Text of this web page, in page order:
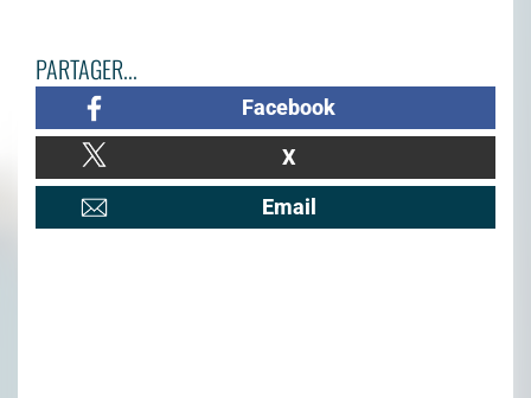
PARTAGER...
Facebook
X
Email